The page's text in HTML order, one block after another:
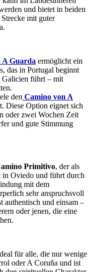
und bietet in beiden
mit guter
A Guarda ermöglicht ein
das in Portugal beginnt
Galicien führt – mit
den Camino von A
Diese Option eignet sich
oder zwei Wochen Zeit
und gute Stimmung
Primitivo, der als
in Oviedo und führt durch
mit dem
sehr anspruchsvoll
authentisch und einsam –
oder jenen, die eine
für alle, die nur wenige
oder A Coruña und ist